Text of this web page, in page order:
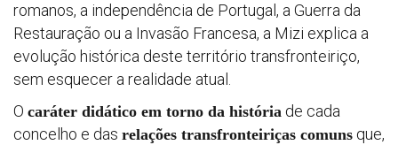
romanos, a independência de Portugal, a Guerra da
Restauração ou a Invasão Francesa, a Mizi explica a
evolução histórica deste território transfronteiriço,
sem esquecer a realidade atual.
O caráter didático em torno da história de cada
concelho e das relações transfronteiriças comuns que,